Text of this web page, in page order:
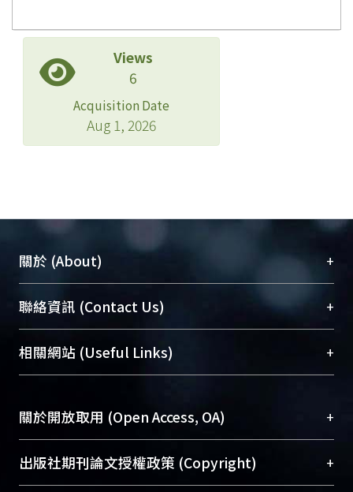
Views
6
Acquisition Date
Aug 1, 2026
關於 (About) +
臺大位居世界頂尖大學之列，為永久珍藏及向國際
展現本校豐碩的研究成果及學術能量，圖書館整合
機構典藏（NTUR）與學術庫（AH）不同功能平
台，成為臺大學術典藏NTU scholars。期能整合研
成果。
To permanently archive and promote researcher
profiles and scholarly works, Library integrates the
services of “NTU Repository” with “Academic
聯絡資訊 (Contact Us) +
總館學科館員(Main Library)
醫學圖書館學科館員(Medical Library)
Sciences Library)
相關網站 (Useful Links) +
關於開放取用 (Open Access, OA) +
開放取用是從使用者角度提升資訊取用性的社會運
動，應用在學術研究上是透過將研究著作公開供使
出版社期刊論文授權政策 (Copyright) +